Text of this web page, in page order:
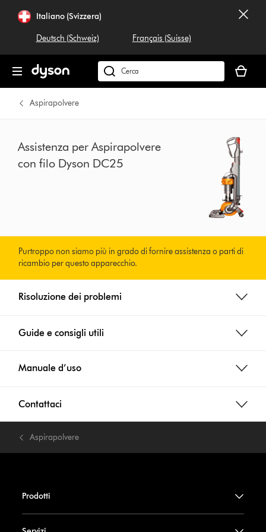
navigazioneItaliano (Svizzera)
Deutsch (Schweiz) Français (Suisse)
Cerca
su
carrello
è
Aspirapolvere
Assistenza per Aspirapolvere
con filo Dyson DC25
Purtroppo non siamo più in grado di fornire assistenza o parti di
ricambio per questo apparecchio.
Risoluzione dei problemi
Guide e consigli utili
Manuale d’uso
Contattaci
Aspirapolvere
Prodotti